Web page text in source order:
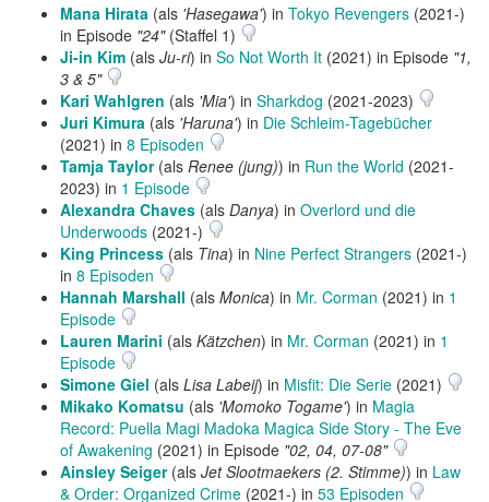
Mana Hirata (als 'Hasegawa') in Tokyo Revengers (2021-)
in Episode "24"(Staffel 1)
Ji-in Kim (als Ju-ri) in So Not Worth It (2021) in Episode "1,
3 & 5"
Kari Wahlgren (als 'Mia') in Sharkdog (2021-2023)
Juri Kimura (als 'Haruna') in Die Schleim-Tagebücher
(2021) in 8 Episoden
Tamja Taylor(als Renee (jung)) in Run the World (2021-
2023) in 1 Episode
Alexandra Chaves (als Danya) in Overlord und die
Underwoods (2021-)
King Princess (als Tina) in Nine Perfect Strangers (2021-)
in 8 Episoden
Hannah Marshall (als Monica) in Mr. Corman (2021) in 1
Episode
Lauren Marini (als Kätzchen) in Mr. Corman (2021) in 1
Episode
Simone Giel (als Lisa Labeij) in Misfit: Die Serie (2021)
Mikako Komatsu (als 'Momoko Togame') in Magia
Record: Puella Magi Madoka Magica Side Story - The Eve
of Awakening (2021) in Episode "02, 04, 07-08"
Ainsley Seiger(als Jet Slootmaekers (2. Stimme)) in Law
& Order: Organized Crime (2021-) in 53 Episoden